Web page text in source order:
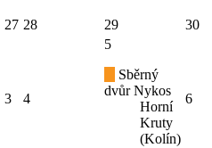
27 28 29 30
3 4
5
Sběrný
dvůr Nykos
Horní
Kruty
(Kolín)
6